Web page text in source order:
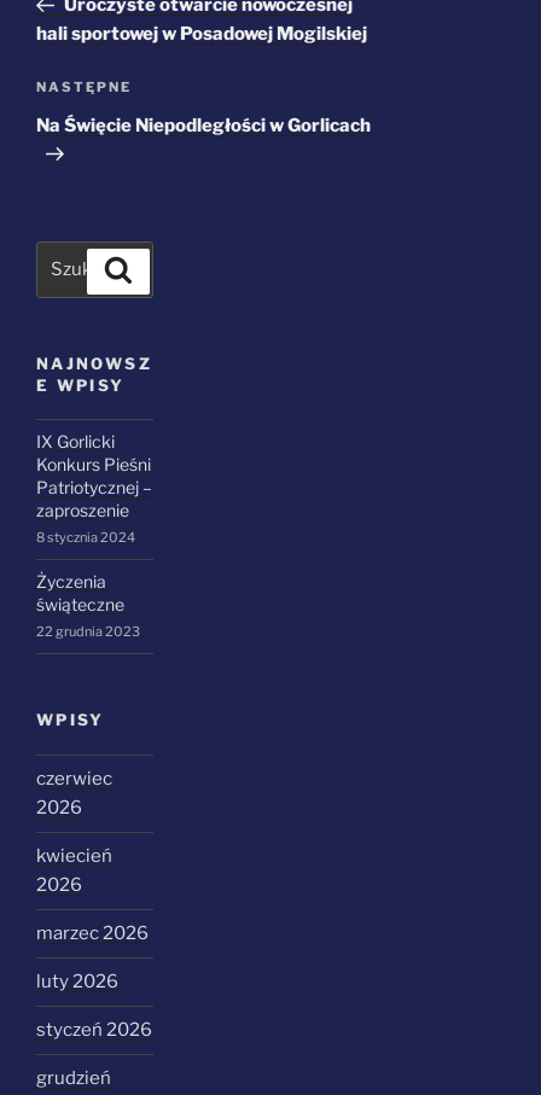
Uroczyste otwarcie nowoczesnej
hali sportowej w Posadowej Mogilskiej
Następny
wpis
NASTĘPNE
Na Święcie Niepodległości w Gorlicach
NAJNOWSZ
E WPISY
IX Gorlicki
Konkurs Pieśni
Patriotycznej –
zaproszenie
8 stycznia 2024
Życzenia
świąteczne
22 grudnia 2023
WPISY
czerwiec
2026
kwiecień
2026
marzec 2026
luty 2026
styczeń 2026
grudzień